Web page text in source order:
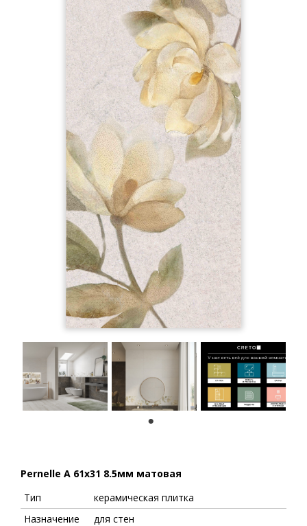
Pernelle A 61x31 8.5мм матовая
Тип
керамическая плитка
Назначение
для стен